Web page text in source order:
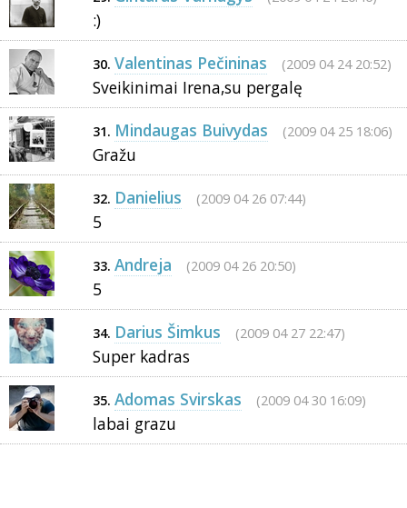
:)
30. Valentinas Pečininas (2009 04 24 20:52)
Sveikinimai Irena,su pergalę
31. Mindaugas Buivydas (2009 04 25 18:06)
Gražu
32. Danielius (2009 04 26 07:44)
5
33. Andreja (2009 04 26 20:50)
5
34. Darius Šimkus (2009 04 27 22:47)
Super kadras
35. Adomas Svirskas (2009 04 30 16:09)
labai grazu